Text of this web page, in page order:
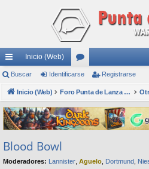
nl
ac
es
rá
pi
do
Inicio (Web)
or
os
Buscar Identificarse Registrarse
Inicio (Web) Foro Punta de Lanza Wargames
Blood Bowl
Moderadores: Lannister Aguelo Dortmund